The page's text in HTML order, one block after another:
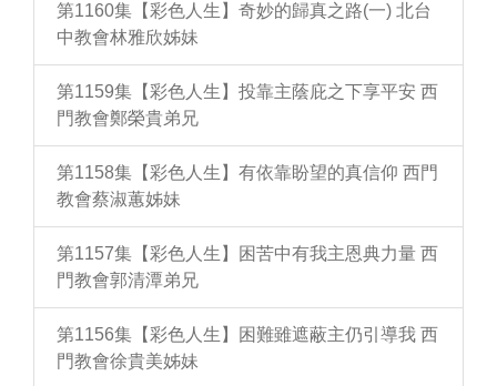
第1160集【彩色人生】奇妙的歸真之路(一) 北台
中教會林雅欣姊妹
第1159集【彩色人生】投靠主蔭庇之下享平安 西
門教會鄭榮貴弟兄
第1158集【彩色人生】有依靠盼望的真信仰 西門
教會蔡淑蕙姊妹
第1157集【彩色人生】困苦中有我主恩典力量 西
門教會郭清潭弟兄
第1156集【彩色人生】困難雖遮蔽主仍引導我 西
門教會徐貴美姊妹